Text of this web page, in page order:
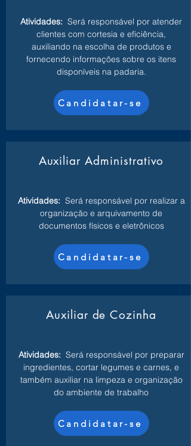
Atividades: Será responsável por atender
clientes com cortesia e eficiência,
auxiliando na escolha de produtos e
fornecendo informações sobre os itens
disponíveis na padaria.
Candidatar-se
Auxiliar Administrativo
Atividades: Será responsável por realizar a
organização e arquivamento de
documentos físicos e eletrônicos
Candidatar-se
Auxiliar de Cozinha
Atividades: Será responsável por preparar
ingredientes, cortar legumes e carnes, e
também auxiliar na limpeza e organização
do ambiente de trabalho
Candidatar-se